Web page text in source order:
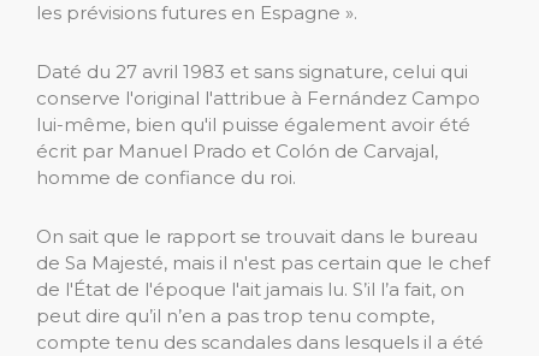
les prévisions futures en Espagne ».
Daté du 27 avril 1983 et sans signature, celui qui
conserve l'original l'attribue à Fernández Campo
lui-même, bien qu'il puisse également avoir été
écrit par Manuel Prado et Colón de Carvajal,
homme de confiance du roi.
On sait que le rapport se trouvait dans le bureau
de Sa Majesté, mais il n'est pas certain que le chef
de l'État de l'époque l'ait jamais lu. S’il l’a fait, on
peut dire qu’il n’en a pas trop tenu compte,
compte tenu des scandales dans lesquels il a été